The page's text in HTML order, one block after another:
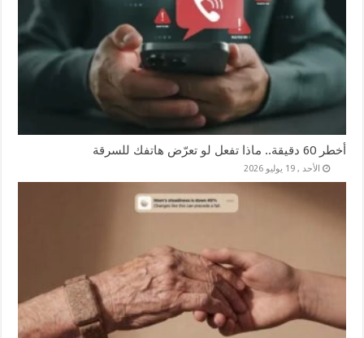
أخطر 60 دقيقة.. ماذا تفعل لو تعرّض هاتفك للسرقة
الأحد , 19 يوليو 2026